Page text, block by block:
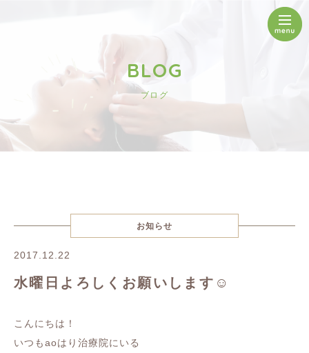
BLOG
ブログ
お知らせ
2017.12.22
水曜日よろしくお願いします☺︎
こんにちは！
いつもaoはり治療院にいる